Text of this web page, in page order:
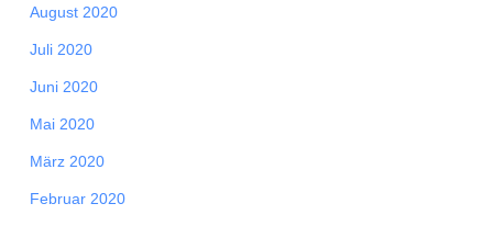
August 2020
Juli 2020
Juni 2020
Mai 2020
März 2020
Februar 2020